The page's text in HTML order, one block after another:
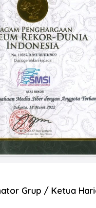
Grup / Ketua